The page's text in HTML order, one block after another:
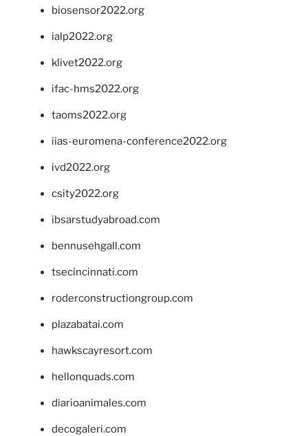
biosensor2022.org
ialp2022.org
klivet2022.org
ifac-hms2022.org
taoms2022.org
iias-euromena-conference2022.org
ivd2022.org
csity2022.org
ibsarstudyabroad.com
bennusehgall.com
tsecincinnati.com
roderconstructiongroup.com
plazabatai.com
hawkscayresort.com
hellonquads.com
diarioanimales.com
decogaleri.com